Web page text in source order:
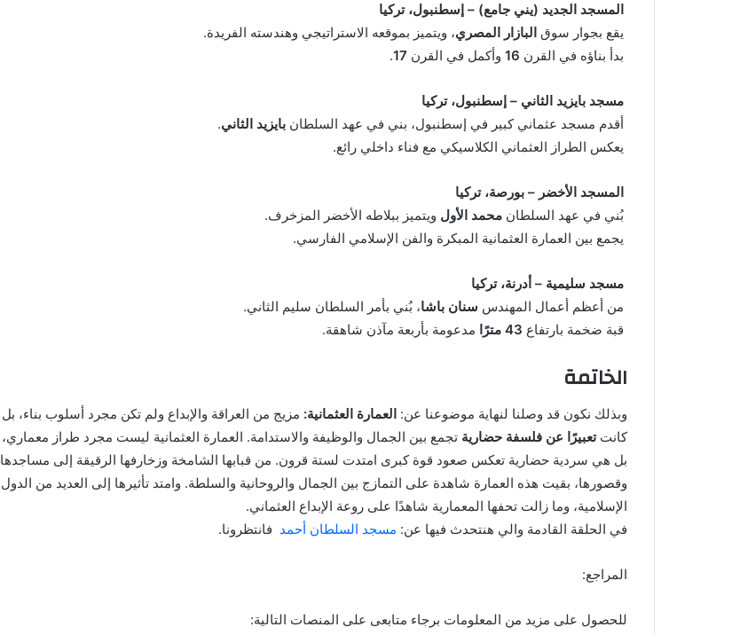
المسجد الجديد (يني جامع) – إسطنبول، تركيا
يقع بجوار سوق البازار المصري، ويتميز بموقعه الاستراتيجي وهندسته الفريدة.
بدأ بناؤه في القرن 16 وأكمل في القرن 17
.
مسجد بايزيد الثاني – إسطنبول، تركيا
أقدم مسجد عثماني كبير في إسطنبول، بني في عهد السلطان بايزيد الثاني.
يعكس الطراز العثماني الكلاسيكي مع فناء داخلي رائع.
المسجد الأخضر – بورصة، تركيا
بُني في عهد السلطان محمد الأول ويتميز ببلاطه الأخضر المزخرف.
يجمع بين العمارة العثمانية المبكرة والفن الإسلامي الفارسي.
مسجد سليمية – أدرنة، تركيا
من أعظم أعمال المهندس سنان باشا، بُني بأمر السلطان سليم الثاني.
قبة ضخمة بارتفاع 43 مترًا مدعومة بأربعة مآذن شاهقة.
الخاتمة
وبذلك نكون قد وصلنا لنهاية موضوعنا عن: العمارة العثمانية: مزيج من العراقة والإبداع ولم تكن مجرد أسلوب بناء، بل
كانتتعبيرًا عن فلسفة حضارية تجمع بين الجمال والوظيفة والاستدامة. العمارة العثمانية ليست مجرد طراز معماري،
بل هي سردية حضارية تعكس صعود قوة كبرى امتدت لستة قرون. من قبابها الشامخة وزخارفها الرقيقة إلى مساجدها
وقصورها، بقيت هذه العمارة شاهدة على التمازج بين الجمال والروحانية والسلطة. وامتد تأثيرها إلى العديد من الدول
الإسلامية، وما زالت تحفها المعمارية شاهدًا على روعة الإبداع العثماني.
في الحلقة القادمة والي هنتحدث فيها عن: مسجد السلطان أحمد فانتظرونا.
المراجع:
للحصول على مزيد من المعلومات برجاء متابعى على المنصات التالية: